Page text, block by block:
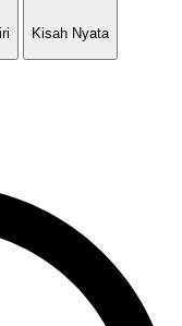
Kisah Nyata